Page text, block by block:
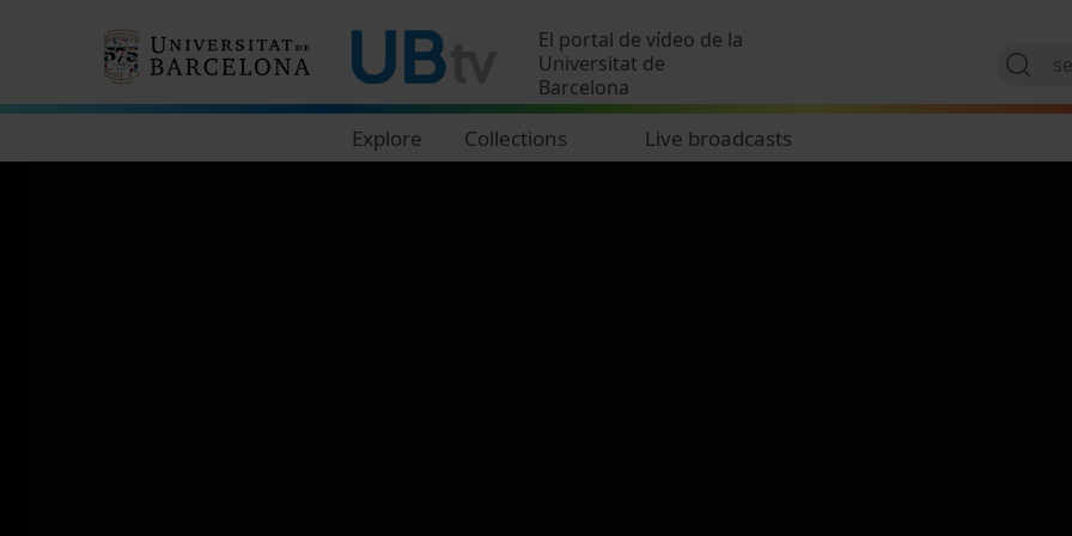
El portal de vídeo de la
Universitat de
Barcelona
Explore Collections Live broadcasts